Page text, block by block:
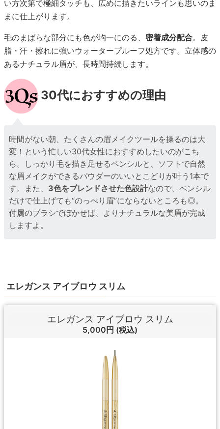
い方次第で極細タッチも、広めに描きたいラインも思いのま
まに仕上がります。
毛のまばらな部分にも色が均一にのる、 密着成分配合。皮
脂・汗・擦れに強いウォータープルーフ処方です。立体感の
あるナチュラル眉が、長時間持続します。
30代におすすめの理由
時間がない朝、たくさんの眉メイクツールを操るのは大
変！という忙しい30代女性におすすめしたいのがこち
ら。しっかり毛を描き足せるペンシルと、ソフトで自然
な眉メイクができるパウダーのいいとこどりが叶う1本で
す。また、 3色をブレンドさせた色設計なので、ペンシル
だけで仕上げても“のっぺり眉”にならないところも◎。
付属のブラシでぼかせば、よりナチュラルな美眉が完成
しますよ。
エレガンス アイブロウ スリム
エレガンス アイブロウ スリム
5,000円 (税込)